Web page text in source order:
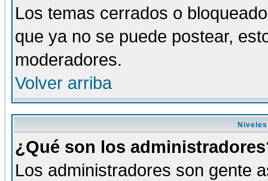
Los temas cerrados o
que ya no se puede postear,
moderadores.
Volver arriba
¿Qué son los
Los administradores son gente